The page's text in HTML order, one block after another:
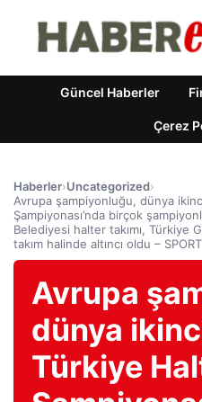
Güncel Haberler
Çerez
Haberler›Uncategorized›
Avrupa şampiyonluğu, dünya
Şampiyonası’nda birçok
Belediyesi halter takımı, Türkiye
takım halinde altıncı oldu – SPORT
Avrupa
dünya
Türkiye